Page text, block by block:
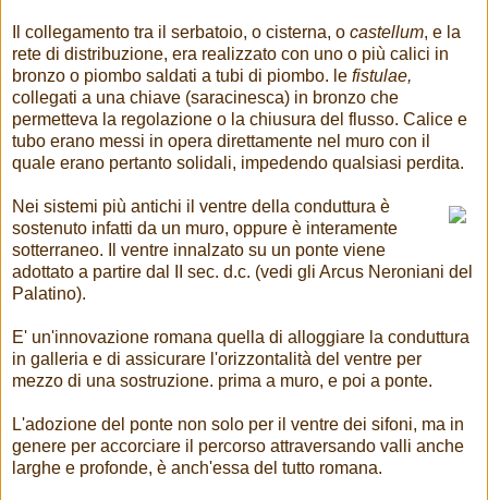
Il collegamento tra il serbatoio, o cisterna, o castellum, e la
rete di distribuzione, era realizzato con uno o più calici in
bronzo o piombo saldati a tubi di piombo. le fistulae,
collegati a una chiave (saracinesca) in bronzo che
permetteva la regolazione o la chiusura del flusso. Calice e
tubo erano messi in opera direttamente nel muro con il
quale erano pertanto solidali, impedendo qualsiasi perdita.
Nei sistemi più antichi il ventre della conduttura è
sostenuto infatti da un muro, oppure è interamente
sotterraneo. Il ventre innalzato su un ponte viene
adottato a partire dal II sec. d.c. (vedi gli Arcus Neroniani del
Palatino).
E' un'innovazione romana quella di alloggiare la conduttura
in galleria e di assicurare l'orizzontalità del ventre per
mezzo di una sostruzione. prima a muro, e poi a ponte.
L'adozione del ponte non solo per il ventre dei sifoni, ma in
genere per accorciare il percorso attraversando valli anche
larghe e profonde, è anch'essa del tutto romana.